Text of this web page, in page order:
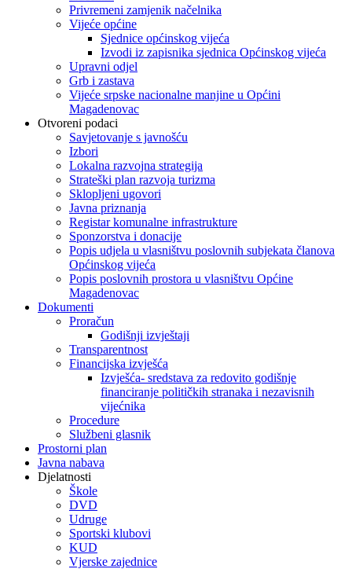
Privremeni zamjenik načelnika
Vijeće općine
Sjednice općinskog vijeća
Izvodi iz zapisnika sjednica Općinskog vijeća
Upravni odjel
Grb i zastava
Vijeće srpske nacionalne manjine u Općini
Magadenovac
Otvoreni podaci
Savjetovanje s javnošću
Izbori
Lokalna razvojna strategija
Strateški plan razvoja turizma
Sklopljeni ugovori
Javna priznanja
Registar komunalne infrastrukture
Sponzorstva i donacije
Popis udjela u vlasništvu poslovnih subjekata članova
Općinskog vijeća
Popis poslovnih prostora u vlasništvu Općine
Magadenovac
Dokumenti
Proračun
Godišnji izvještaji
Transparentnost
Financijska izvješća
Izvješća- sredstava za redovito godišnje
financiranje političkih stranaka i nezavisnih
vijećnika
Procedure
Službeni glasnik
Prostorni plan
Javna nabava
Djelatnosti
Škole
DVD
Udruge
Sportski klubovi
KUD
Vjerske zajednice